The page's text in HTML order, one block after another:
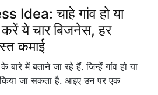
Idea: चाहे गांव हो या
ये चार बिजनेस, हर
कमाई
में बताने जा रहे हैं. जिन्हें गांव हो या
जा सकता है. आइए उन पर एक